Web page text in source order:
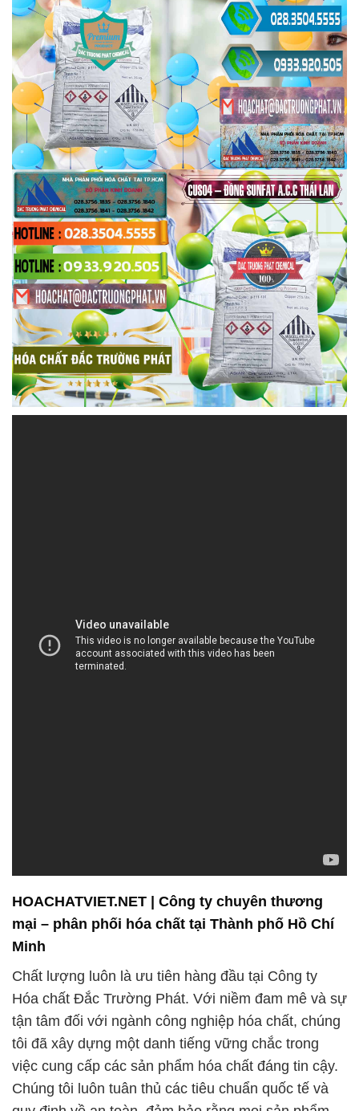
HOACHATVIET.NET | Công ty chuyên thương
mại – phân phối hóa chất tại Thành phố Hồ Chí
Minh
Chất lượng luôn là ưu tiên hàng đầu tại Công ty
Hóa chất Đắc Trường Phát. Với niềm đam mê và sự
tận tâm đối với ngành công nghiệp hóa chất, chúng
tôi đã xây dựng một danh tiếng vững chắc trong
việc cung cấp các sản phẩm hóa chất đáng tin cậy.
Chúng tôi luôn tuân thủ các tiêu chuẩn quốc tế và